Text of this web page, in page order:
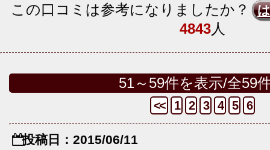
この口コミは参考になりましたか？
4843人
51～59件を表示/全59
<< 1 2 3 4 5 6
投稿日：2015/06/11